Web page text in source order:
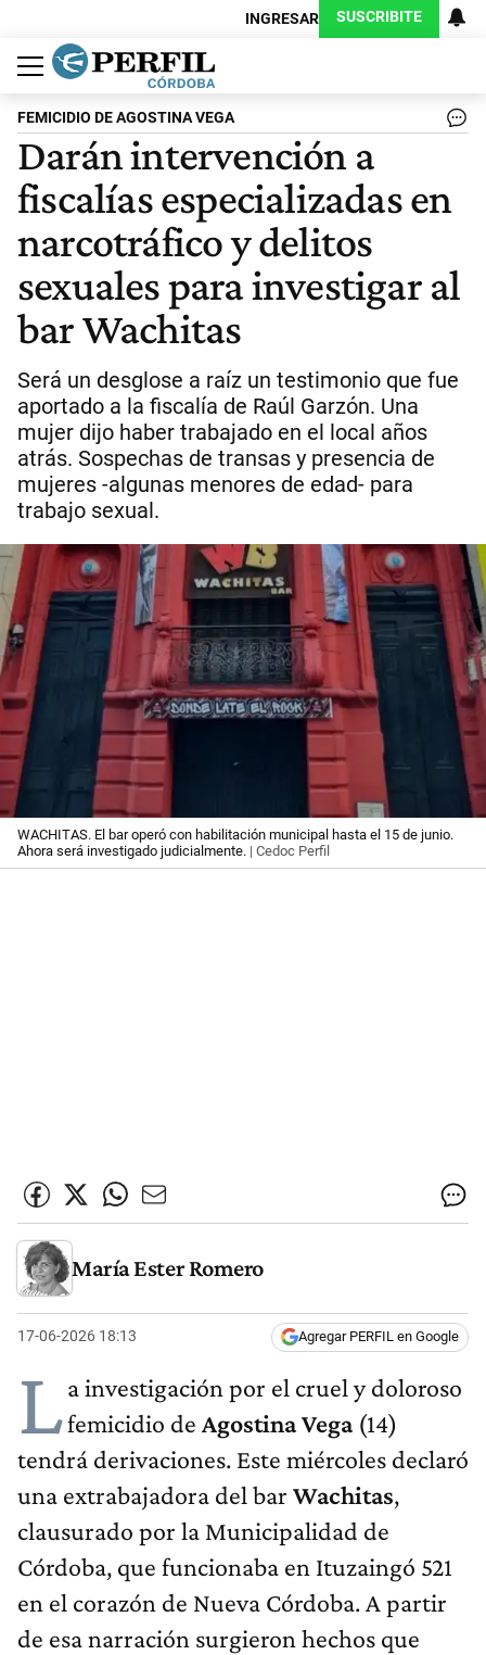
INGRESAR SUSCRIBITE
Política
Economía
Judiciales
Sociedad
Cultura
Espectáculos
Deportes
Protagonistas
FEMICIDIO DE AGOSTINA VEGA
Darán intervención a
fiscalías especializadas en
narcotráfico y delitos
sexuales para investigar al
bar Wachitas
Será un desglose a raíz un testimonio que fue
aportado a la fiscalía de Raúl Garzón. Una
mujer dijo haber trabajado en el local años
atrás. Sospechas de transas y presencia de
mujeres -algunas menores de edad- para
trabajo sexual.
WACHITAS. El bar operó con habilitación municipal hasta el 15 de junio.
Ahora será investigado judicialmente. | Cedoc Perfil
María Ester Romero
17-06-2026 18:13 Agregar PERFIL en Google
La investigación por el cruel y doloroso
femicidio de Agostina Vega(14)
tendrá derivaciones. Este miércoles declaró
una extrabajadora del bar Wachitas,
clausurado por la Municipalidad de
Córdoba, que funcionaba en Ituzaingó 521
en el corazón de Nueva Córdoba. A partir
de esa narración surgieron hechos que